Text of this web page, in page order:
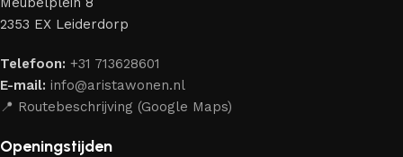
2353 EX Leiderdorp
Telefoon: +31 713628601
E-mail: info@aristawonen.nl
📍 Routebeschrijving (Google Maps)
Openingstijden